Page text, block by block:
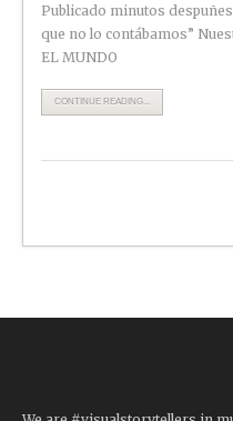
Publicado minutos
que no lo contábamos”
EL MUNDO
CONTINUE READING...